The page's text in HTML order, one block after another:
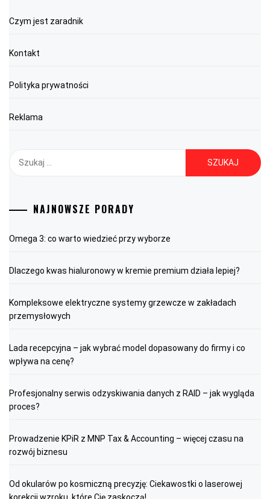
Czym jest zaradnik
Kontakt
Polityka prywatności
Reklama
NAJNOWSZE PORADY
Omega 3: co warto wiedzieć przy wyborze
Dlaczego kwas hialuronowy w kremie premium działa lepiej?
Kompleksowe elektryczne systemy grzewcze w zakładach
przemysłowych
Lada recepcyjna – jak wybrać model dopasowany do firmy i co
wpływa na cenę?
Profesjonalny serwis odzyskiwania danych z RAID – jak wygląda
proces?
Prowadzenie KPiR z MNP Tax & Accounting – więcej czasu na
rozwój biznesu
Od okularów po kosmiczną precyzję: Ciekawostki o laserowej